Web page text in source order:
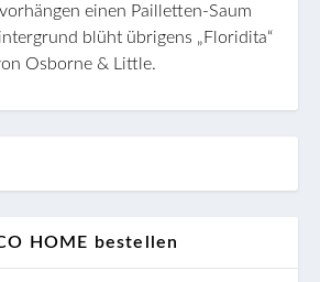
einen Pailletten-Saum
blüht übrigens „Floridita“
Osborne & Little.
HOME bestellen